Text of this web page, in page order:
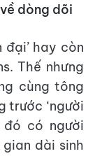
dòng dõi
đại’ hay còn
Thế nhưng
cùng tông
trước ‘người
đó có người
dài sinh